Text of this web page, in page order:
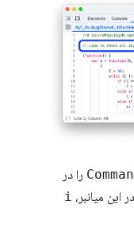
را در
این میانبر، i